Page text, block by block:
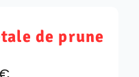
de prune